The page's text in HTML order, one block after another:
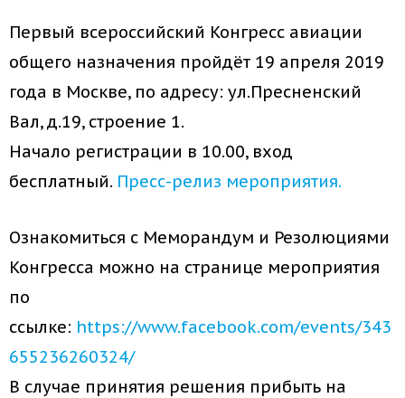
Первый всероссийский Конгресс авиации
общего назначения пройдёт 19 апреля 2019
года в Москве, по адресу: ул.Пресненский
Вал, д.19, строение 1.
Начало регистрации в 10.00, вход
бесплатный. Пресс-релиз мероприятия.
Ознакомиться с Меморандум и Резолюциями
Конгресса можно на странице мероприятия
по
ссылке: https://www.facebook.com/events/343
655236260324/
В случае принятия решения прибыть на